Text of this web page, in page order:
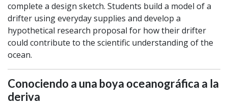
complete a design sketch. Students build a model of a
drifter using everyday supplies and develop a
hypothetical research proposal for how their drifter
could contribute to the scientific understanding of the
ocean.
Conociendo a una boya oceanográfica a la
deriva